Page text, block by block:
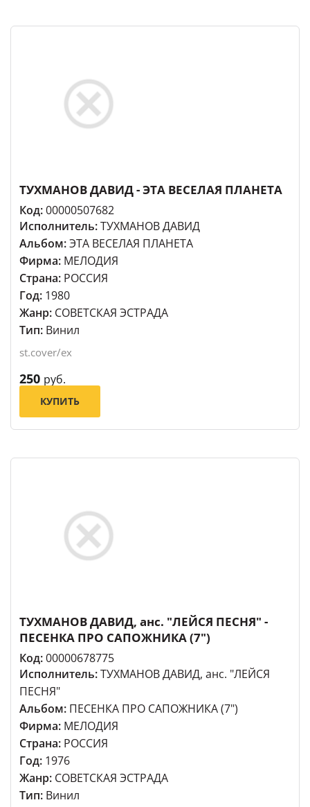
ТУХМАНОВ ДАВИД - ЭТА ВЕСЕЛАЯ ПЛАНЕТА
Код:00000507682
Исполнитель:ТУХМАНОВ ДАВИД
Альбом:ЭТА ВЕСЕЛАЯ ПЛАНЕТА
Фирма: МЕЛОДИЯ
Страна: РОССИЯ
Год: 1980
Жанр: СОВЕТСКАЯ ЭСТРАДА
Тип: Винил
st.cover/ex
250 руб.
КУПИТЬ
ТУХМАНОВ ДАВИД, анс. "ЛЕЙСЯ ПЕСНЯ" -
ПЕСЕНКА ПРО САПОЖНИКА (7")
Код:00000678775
Исполнитель:ТУХМАНОВ ДАВИД, анс. "ЛЕЙСЯ
ПЕСНЯ"
Альбом: ПЕСЕНКА ПРО САПОЖНИКА (7")
Фирма: МЕЛОДИЯ
Страна: РОССИЯ
Год: 1976
Жанр: СОВЕТСКАЯ ЭСТРАДА
Тип: Винил